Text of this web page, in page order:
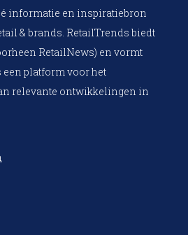
informatie en inspiratiebron
& brands. RetailTrends biedt
RetailNews) en vormt
platform voor het
relevante ontwikkelingen in